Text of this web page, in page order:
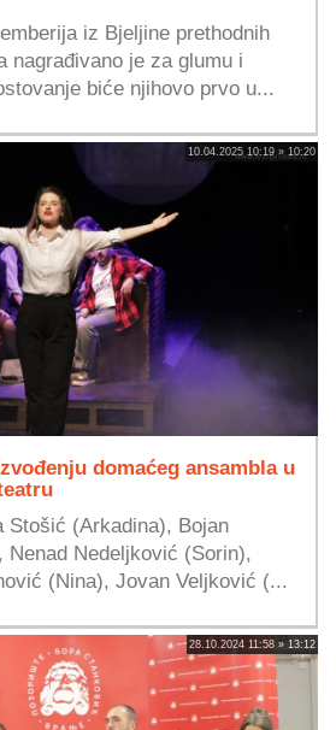
iz Bjeljine prethodnih
nagrađivano je za glumu i
biće njihovo prvo u...
10.04.2025 10:19 » 10:20
domaćeg ansambla u
Stošić (Arkadina), Bojan
Nenad Nedeljković (Sorin),
(Nina), Jovan Veljković (...
28.10.2024 11:58 » 13:12